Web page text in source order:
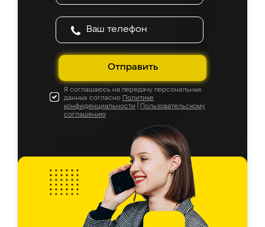
Отправить
Я соглашаюсь на передачу персональных
данных согласно Политике
конфиденциальности
Пользовательскому
соглашению